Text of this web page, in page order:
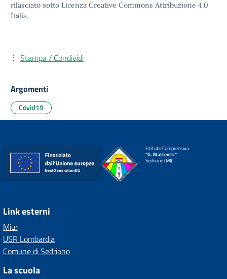
rilasciato sotto Licenza Creative Commons Attribuzione 4.0
Italia.
Stampa / Condividi
Argomenti
Covid19
Istituto Comprensivo
"G. Matteotti"
Sedriano (MI)
Link esterni
Miur
USR Lombardia
Comune di Sedriano
La scuola